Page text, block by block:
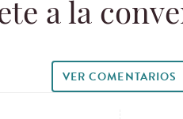
a la
VER COMENTARIOS